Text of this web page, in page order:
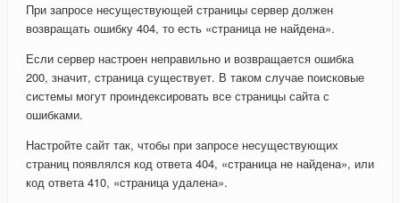
При запросе несуществующей страницы сервер должен
возвращать ошибку 404, то есть «страница не найдена».
Если сервер настроен неправильно и возвращается ошибка
200, значит, страница существует. В таком случае поисковые
системы могут проиндексировать все страницы сайта с
ошибками.
Настройте сайт так, чтобы при запросе несуществующих
страниц появлялся код ответа 404, «страница не найдена», или
код ответа 410, «страница удалена».